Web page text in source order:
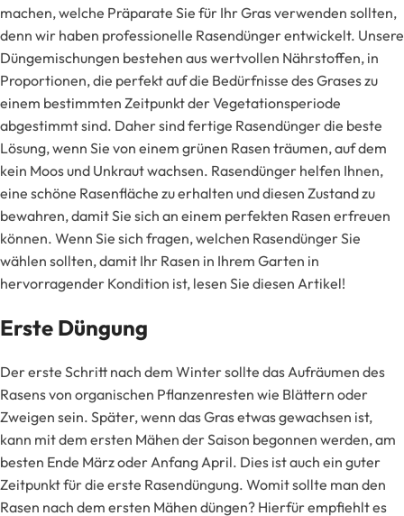
machen, welche Präparate Sie für Ihr Gras verwenden sollten,
denn wir haben professionelle Rasendünger entwickelt. Unsere
Düngemischungen bestehen aus wertvollen Nährstoffen, in
Proportionen, die perfekt auf die Bedürfnisse des Grases zu
einem bestimmten Zeitpunkt der Vegetationsperiode
abgestimmt sind. Daher sind fertige Rasendünger die beste
Lösung, wenn Sie von einem grünen Rasen träumen, auf dem
kein Moos und Unkraut wachsen. Rasendünger helfen Ihnen,
eine schöne Rasenfläche zu erhalten und diesen Zustand zu
bewahren, damit Sie sich an einem perfekten Rasen erfreuen
können. Wenn Sie sich fragen, welchen Rasendünger Sie
wählen sollten, damit Ihr Rasen in Ihrem Garten in
hervorragender Kondition ist, lesen Sie diesen Artikel!
Erste Düngung
Der erste Schritt nach dem Winter sollte das Aufräumen des
Rasens von organischen Pflanzenresten wie Blättern oder
Zweigen sein. Später, wenn das Gras etwas gewachsen ist,
kann mit dem ersten Mähen der Saison begonnen werden, am
besten Ende März oder Anfang April. Dies ist auch ein guter
Zeitpunkt für die erste Rasendüngung. Womit sollte man den
Rasen nach dem ersten Mähen düngen? Hierfür empfiehlt es